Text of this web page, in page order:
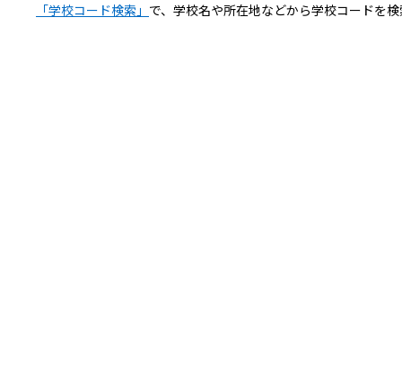
「学校コード検索」 で、学校名や所在地などから学校コードを